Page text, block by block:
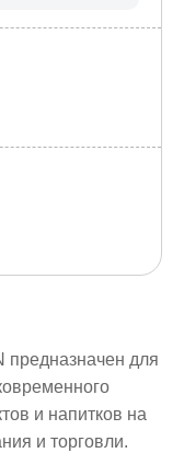
для
и напитков на
и торговли.